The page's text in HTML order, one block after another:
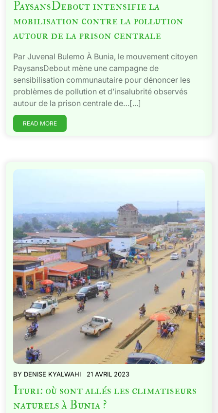
PaysansDebout intensifie la
mobilisation contre la pollution
autour de la prison centrale
Par Juvenal Bulemo À Bunia, le mouvement citoyen
PaysansDebout mène une campagne de
sensibilisation communautaire pour dénoncer les
problèmes de pollution et d’insalubrité observés
autour de la prison centrale de…[...]
READ MORE
BY DENISE KYALWAHI 21 AVRIL 2023
Ituri: où sont allés les climatiseurs
naturels à Bunia ?